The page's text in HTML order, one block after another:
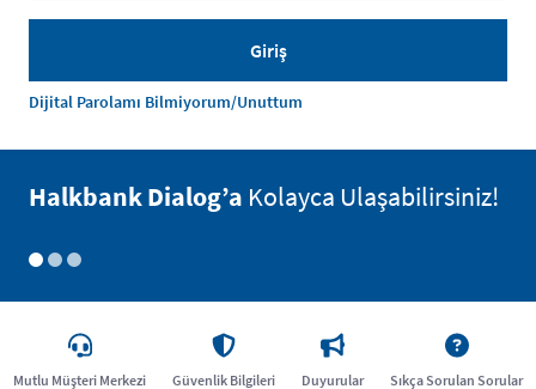
Halkbank Dialog’a Kolayca Ulaşabilirsiniz!
Dijital Parolamı Bilmiyorum/Unuttum
Mutlu Müşteri Merkezi Güvenlik Bilgileri Duyurular Sıkça Sorulan Sorular